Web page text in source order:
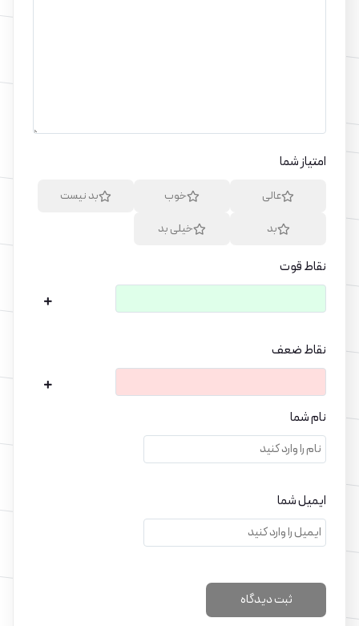
امتیاز شما
عالی خوب
بد نیست
بد
خیلی بد
نقاط قوت
نقاط ضعف
نام شما
ایمیل شما